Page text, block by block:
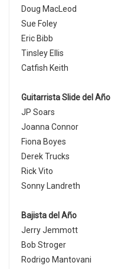
Doug MacLeod
Sue Foley
Eric Bibb
Tinsley Ellis
Catfish Keith
Guitarrista Slide del Año
JP Soars
Joanna Connor
Fiona Boyes
Derek Trucks
Rick Vito
Sonny Landreth
Bajista del Año
Jerry Jemmott
Bob Stroger
Rodrigo Mantovani